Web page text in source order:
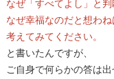
なぜ「すべてよし」と判
なぜ幸福なのだと想わね
考えてみてください。
と書いたんですが、
ご自身で何らかの答は